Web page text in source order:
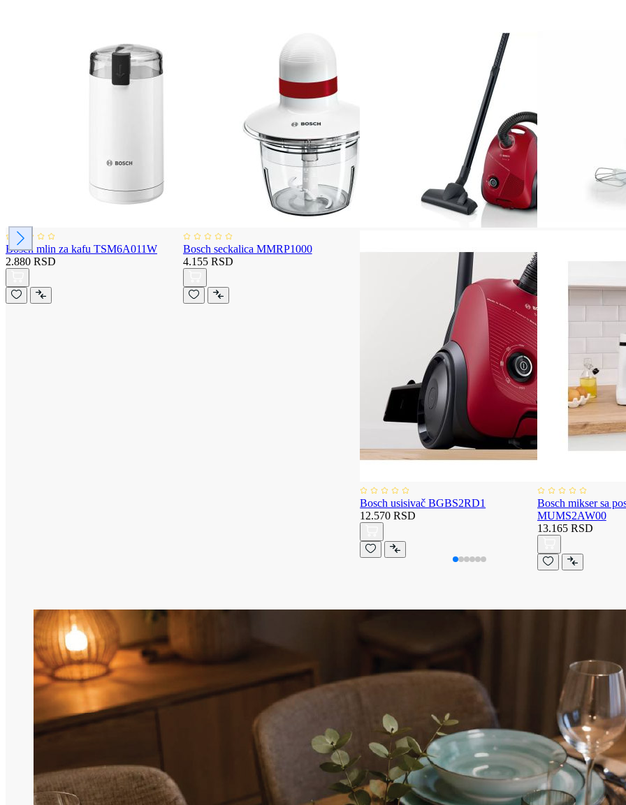
Bosch mlin za kafu TSM6A011W
2.880 RSD
Bosch seckalica MMRP1000
4.155 RSD
Bosch usisivač BGBS2RD1
12.570 RSD
Bosch mikser sa
MUMS2AW00
13.165 RSD